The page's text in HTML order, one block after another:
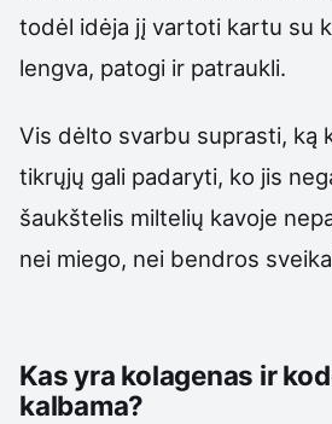
todėl idėja jį vartoti kartu su
lengva, patogi ir patraukli.
Vis dėlto svarbu suprasti, ką
tikrųjų gali padaryti, ko jis
šaukštelis miltelių kavoje
nei miego, nei bendros
Kas yra kolagenas ir
kalbama?